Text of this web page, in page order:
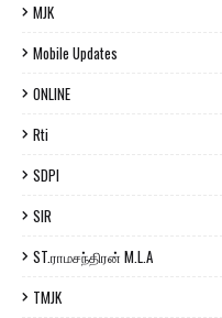
MJK
Mobile Updates
ONLINE
Rti
SDPI
SIR
ST.ராமசந்திரன் M.L.A
TMJK